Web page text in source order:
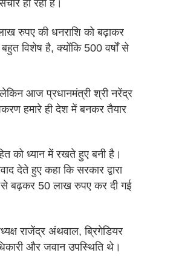
हो रहा है।
रुपए की धनराशि को बढ़ाकर
विशेष है, क्योंकि 500 वर्षों से
आज प्रधानमंत्री श्री नरेंद्र
हमारे ही देश में बनकर तैयार
को ध्यान में रखते हुए बनी है।
देते हुए कहा कि सरकार द्वारा
से बढ़कर 50 लाख रुपए कर दी गई
राजेंद्र अंथवाल, ब्रिगेडियर
और जवान उपस्थिति थे।